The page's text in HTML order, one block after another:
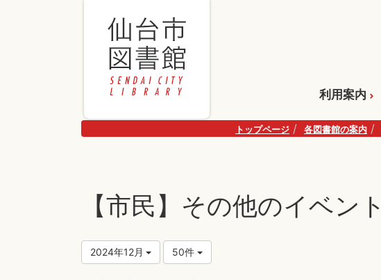
利用案内
トップページ 各図書館の案内
【市民】その他のイベント
2024年12月 50件